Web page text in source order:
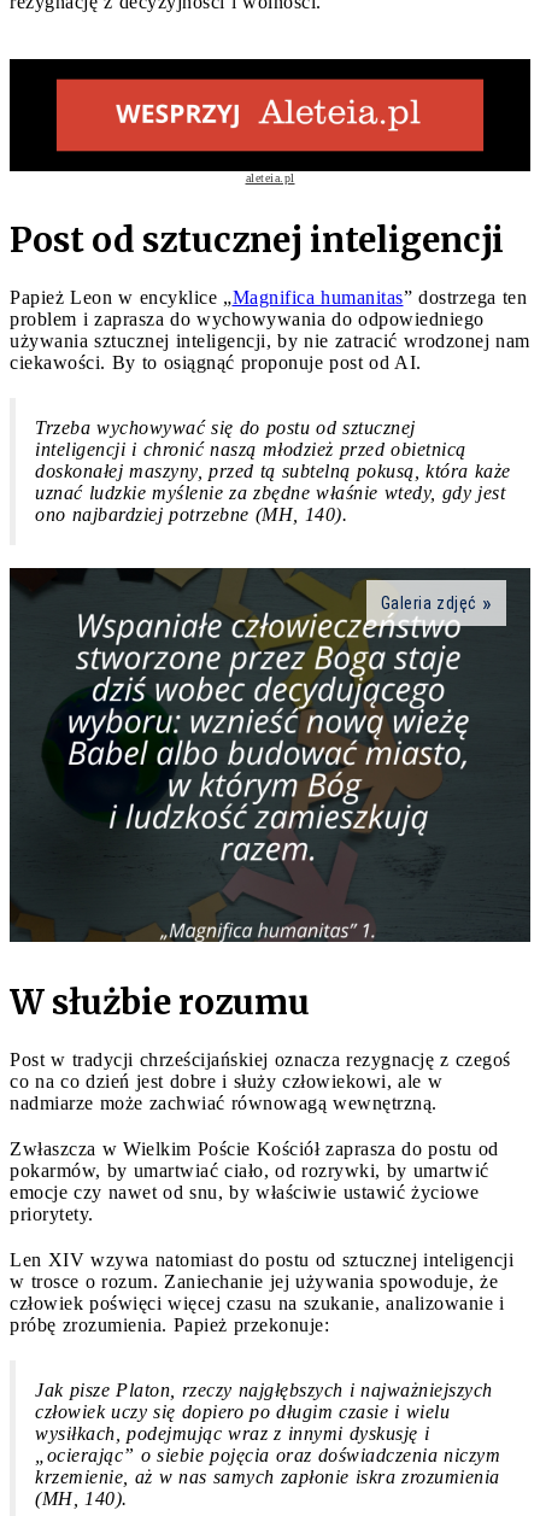
aleteia.pl
Post od sztucznej inteligencji
Papież Leon w encyklice „Magnifica humanitas” dostrzega ten
problem i zaprasza do wychowywania do odpowiedniego
używania sztucznej inteligencji, by nie zatracić wrodzonej nam
ciekawości. By to osiągnąć proponuje post od AI.
Trzeba wychowywać się do postu od sztucznej
inteligencji i chronić naszą młodzież przed obietnicą
doskonałej maszyny, przed tą subtelną pokusą, która każe
uznać ludzkie myślenie za zbędne właśnie wtedy, gdy jest
ono najbardziej potrzebne (MH, 140).
Galeria zdjęć
W służbie rozumu
Post w tradycji chrześcijańskiej oznacza rezygnację z czegoś
co na co dzień jest dobre i służy człowiekowi, ale w
nadmiarze może zachwiać równowagą wewnętrzną.
Zwłaszcza w Wielkim Poście Kościół zaprasza do postu od
pokarmów, by umartwiać ciało, od rozrywki, by umartwić
emocje czy nawet od snu, by właściwie ustawić życiowe
priorytety.
Len XIV wzywa natomiast do postu od sztucznej inteligencji
w trosce o rozum. Zaniechanie jej używania spowoduje, że
człowiek poświęci więcej czasu na szukanie, analizowanie i
próbę zrozumienia. Papież przekonuje:
Jak pisze Platon, rzeczy najgłębszych i najważniejszych
człowiek uczy się dopiero po długim czasie i wielu
wysiłkach, podejmując wraz z innymi dyskusję i
„ocierając” o siebie pojęcia oraz doświadczenia niczym
krzemienie, aż w nas samych zapłonie iskra zrozumienia
(MH, 140).